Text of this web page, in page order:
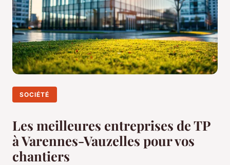
SOCIÉTÉ
Les meilleures entreprises de TP
à Varennes-Vauzelles pour vos
chantiers